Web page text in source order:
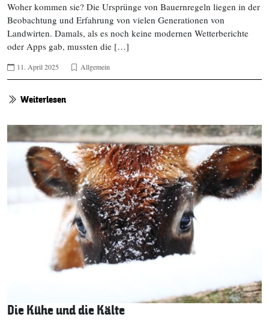
Woher kommen sie? Die Ursprünge von Bauernregeln liegen in der
Beobachtung und Erfahrung von vielen Generationen von
Landwirten. Damals, als es noch keine modernen Wetterberichte
oder Apps gab, mussten die […]
11. April 2025 Allgemein
Weiterlesen
Die Kühe und die Kälte